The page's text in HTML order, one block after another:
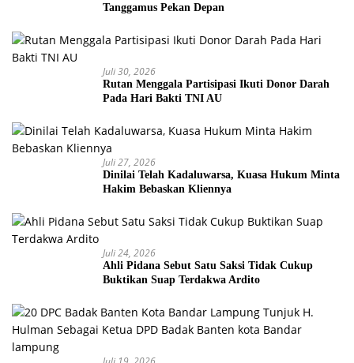
Tanggamus Pekan Depan
Juli 30, 2026
Rutan Menggala Partisipasi Ikuti Donor Darah
Pada Hari Bakti TNI AU
Juli 27, 2026
Dinilai Telah Kadaluwarsa, Kuasa Hukum Minta
Hakim Bebaskan Kliennya
Juli 24, 2026
Ahli Pidana Sebut Satu Saksi Tidak Cukup
Buktikan Suap Terdakwa Ardito